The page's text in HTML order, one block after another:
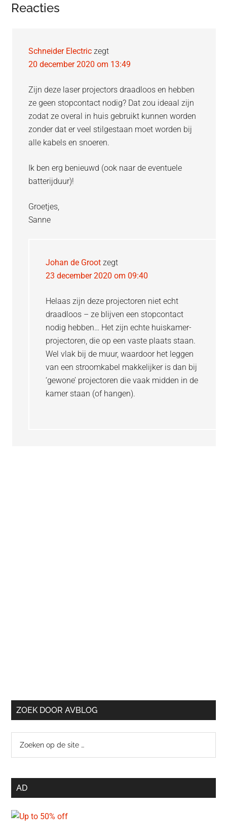
Lees
Reacties
Schneider Electric zegt
20 december 2020 om 13:49
Zijn deze laser projectors draadloos en hebben
ze geen stopcontact nodig? Dat zou ideaal zijn
zodat ze overal in huis gebruikt kunnen worden
zonder dat er veel stilgestaan moet worden bij
alle kabels en snoeren.
Ik ben erg benieuwd (ook naar de eventuele
batterijduur)!
Groetjes,
Sanne
Johan de Groot zegt
23 december 2020 om 09:40
Helaas zijn deze projectoren niet echt
draadloos – ze blijven een stopcontact
nodig hebben… Het zijn echte huiskamer-
projectoren, die op een vaste plaats staan.
Wel vlak bij de muur, waardoor het leggen
van een stroomkabel makkelijker is dan bij
‘gewone’ projectoren die vaak midden in de
kamer staan (of hangen).
ZOEK DOOR AVBLOG
site
AD